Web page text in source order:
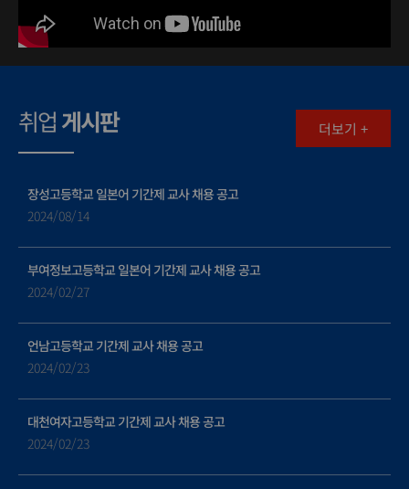
취업게시판 더보기 +
장성고등학교 일본어 기간제 교사 채용 공고
2024/08/14
부여정보고등학교 일본어 기간제 교사 채용 공고
2024/02/27
언남고등학교 기간제 교사 채용 공고
2024/02/23
대천여자고등학교 기간제 교사 채용 공고
2024/02/23